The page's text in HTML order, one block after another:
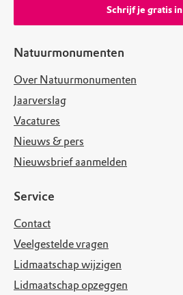
Natuurmonumenten
Over Natuurmonumenten
Jaarverslag
Vacatures
Nieuws & pers
Nieuwsbrief aanmelden
Service
Contact
Veelgestelde vragen
Lidmaatschap wijzigen
Lidmaatschap opzeggen
Schrijf je gratis in